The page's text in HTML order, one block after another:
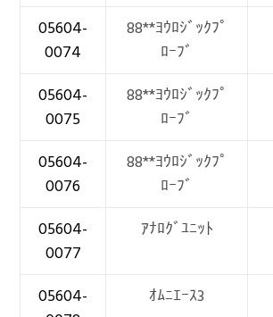
05604-
0074
88**ﾖｳﾛｼﾞｯｸﾌﾟ
ﾛｰﾌﾞ
05604-
0075
88**ﾖｳﾛｼﾞｯｸﾌﾟ
ﾛｰﾌﾞ
05604-
0076
88**ﾖｳﾛｼﾞｯｸﾌﾟ
ﾛｰﾌﾞ
05604-
0077
ｱﾅﾛｸﾞﾕﾆｯﾄ
05604-
ｵﾑﾆｴｰｽ3